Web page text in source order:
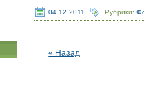
04.12.2011 Рубрики:
« Назад